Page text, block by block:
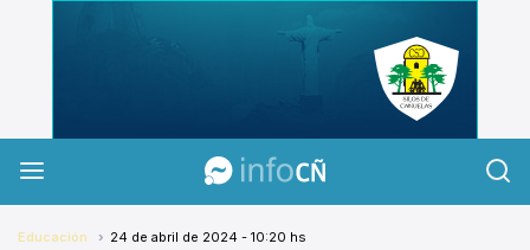
InfoCañuelas
Educación 24 de abril de 2024 - 10:20 hs